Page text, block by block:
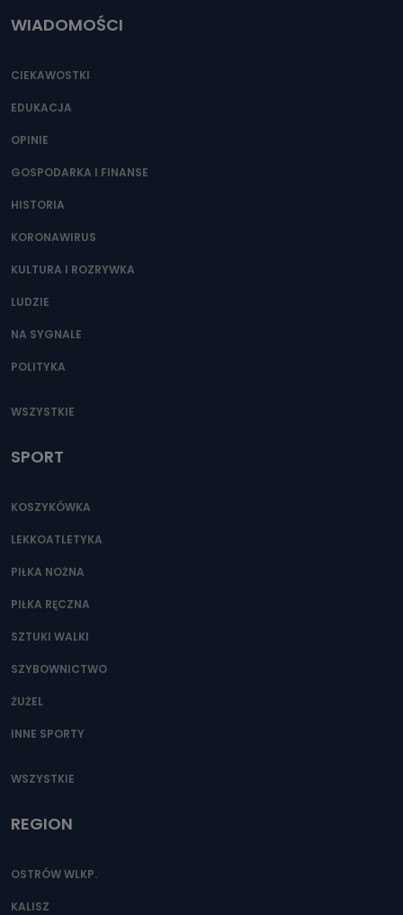
WIADOMOŚCI
CIEKAWOSTKI
EDUKACJA
OPINIE
GOSPODARKA I FINANSE
HISTORIA
KORONAWIRUS
KULTURA I ROZRYWKA
LUDZIE
NA SYGNALE
POLITYKA
WSZYSTKIE
SPORT
KOSZYKÓWKA
LEKKOATLETYKA
PIŁKA NOŻNA
PIŁKA RĘCZNA
SZTUKI WALKI
SZYBOWNICTWO
ŻUŻEL
INNE SPORTY
WSZYSTKIE
REGION
OSTRÓW WLKP.
KALISZ